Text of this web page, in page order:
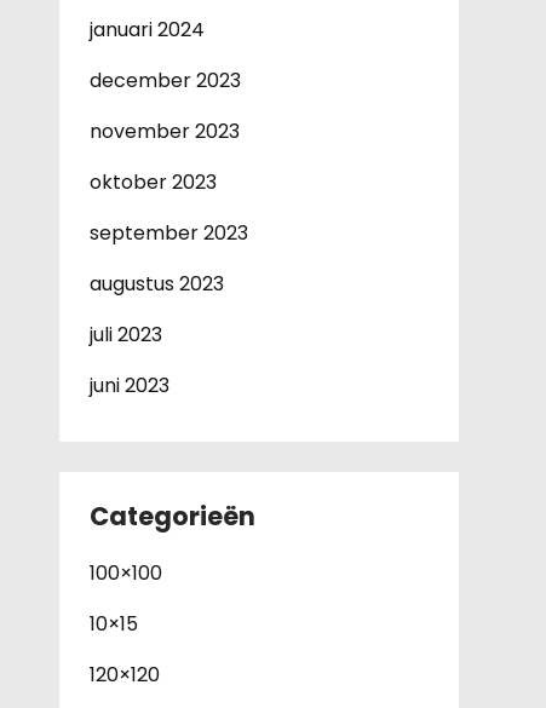
januari 2024
december 2023
november 2023
oktober 2023
september 2023
augustus 2023
juli 2023
juni 2023
Categorieën
100×100
10×15
120×120